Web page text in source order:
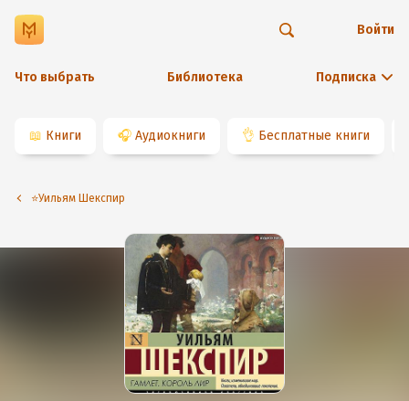
Что выбрать Библиотека Подписка
Войти
📖 Книги 🎧 Аудиокниги 👌 Бесплатные книги
⭐️Уильям Шекспир